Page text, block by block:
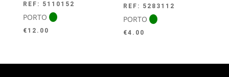
REF: 5110152
PORTO
€ 12.00
REF: 5283112
PORTO
€4.00